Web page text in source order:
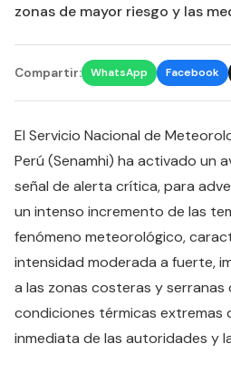
zonas de mayor riesgo y las
Compartir: WhatsApp Facebook
El Servicio Nacional de
Perú (Senamhi) ha activado un
señal de alerta crítica, para
un intenso incremento de las
fenómeno meteorológico,
intensidad moderada a fuerte,
a las zonas costeras y serranas
condiciones térmicas extremas
inmediata de las autoridades y